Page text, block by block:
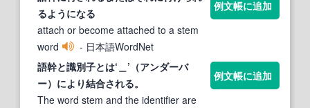
るようになる
attach or become attached to a stem
word
- 日本語WordNet
例文帳に追加
語幹と識別子とは‘＿’（アンダーバ
ー）により結合される。
The word stem and the identifier are
例文帳に追加